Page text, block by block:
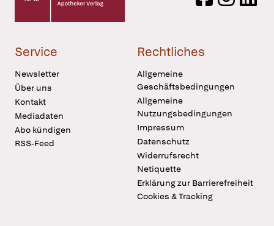
Service
Newsletter
Über uns
Kontakt
Mediadaten
Abo kündigen
RSS-Feed
Rechtliches
Allgemeine
Geschäftsbedingungen
Allgemeine
Nutzungsbedingungen
Impressum
Datenschutz
Widerrufsrecht
Netiquette
Erklärung zur Barrierefreiheit
Cookies & Tracking